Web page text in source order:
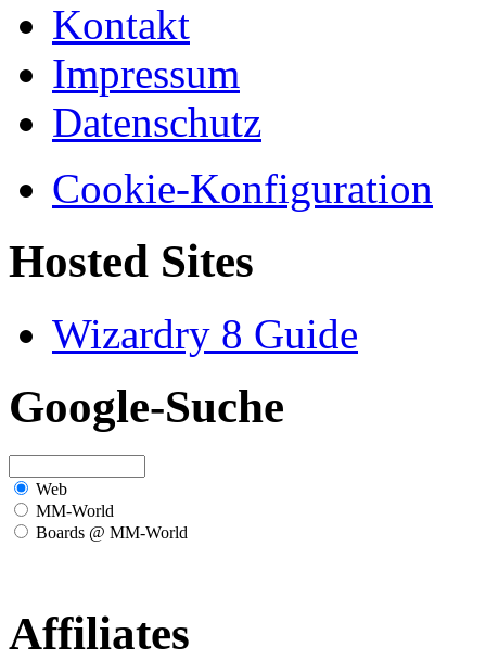
Kontakt
Impressum
Datenschutz
Cookie-Konfiguration
Hosted Sites
Wizardry 8 Guide
Google-Suche
Web
MM-World
Boards @ MM-World
Affiliates